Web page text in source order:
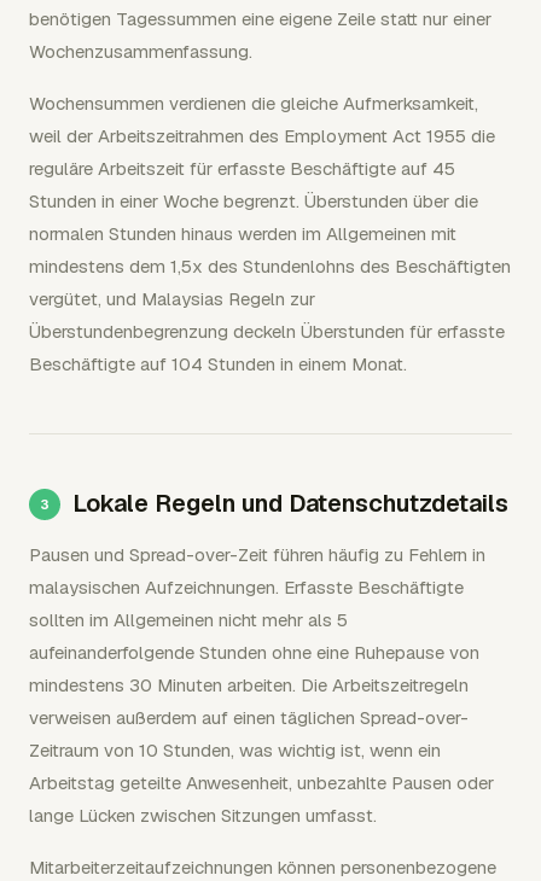
benötigen Tagessummen eine eigene Zeile statt nur einer
Wochenzusammenfassung.
Wochensummen verdienen die gleiche Aufmerksamkeit,
weil der Arbeitszeitrahmen des Employment Act 1955 die
reguläre Arbeitszeit für erfasste Beschäftigte auf 45
Stunden in einer Woche begrenzt. Überstunden über die
normalen Stunden hinaus werden im Allgemeinen mit
mindestens dem 1,5x des Stundenlohns des Beschäftigten
vergütet, und Malaysias Regeln zur
Überstundenbegrenzung deckeln Überstunden für erfasste
Beschäftigte auf 104 Stunden in einem Monat.
Lokale Regeln und Datenschutzdetails
Pausen und Spread-over-Zeit führen häufig zu Fehlern in
malaysischen Aufzeichnungen. Erfasste Beschäftigte
sollten im Allgemeinen nicht mehr als 5
aufeinanderfolgende Stunden ohne eine Ruhepause von
mindestens 30 Minuten arbeiten. Die Arbeitszeitregeln
verweisen außerdem auf einen täglichen Spread-over-
Zeitraum von 10 Stunden, was wichtig ist, wenn ein
Arbeitstag geteilte Anwesenheit, unbezahlte Pausen oder
lange Lücken zwischen Sitzungen umfasst.
Mitarbeiterzeitaufzeichnungen können personenbezogene